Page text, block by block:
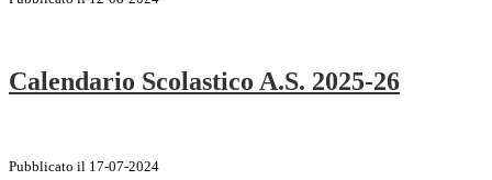
Calendario Scolastico A.S. 2025-26
Pubblicato il 17-07-2024